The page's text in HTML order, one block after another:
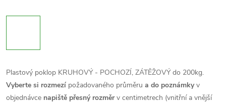
Plastový poklop KRUHOVÝ - POCHOZÍ, ZÁTĚŽOVÝ do 200kg.
Vyberte si rozmezí požadovaného průměru a do poznámkyv
objednávce napiště přesný rozměrv centimetrech (vnitřní a vnější